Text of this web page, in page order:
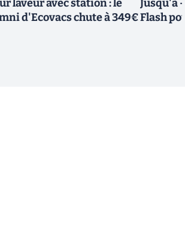
laveur avec station : le
d'Ecovacs chute à 349€
Jusqu'à
Flash